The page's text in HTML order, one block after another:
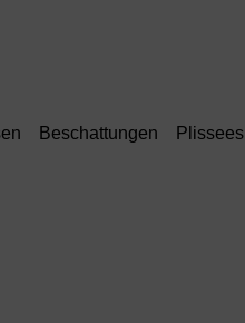
Beschattungen Plissees